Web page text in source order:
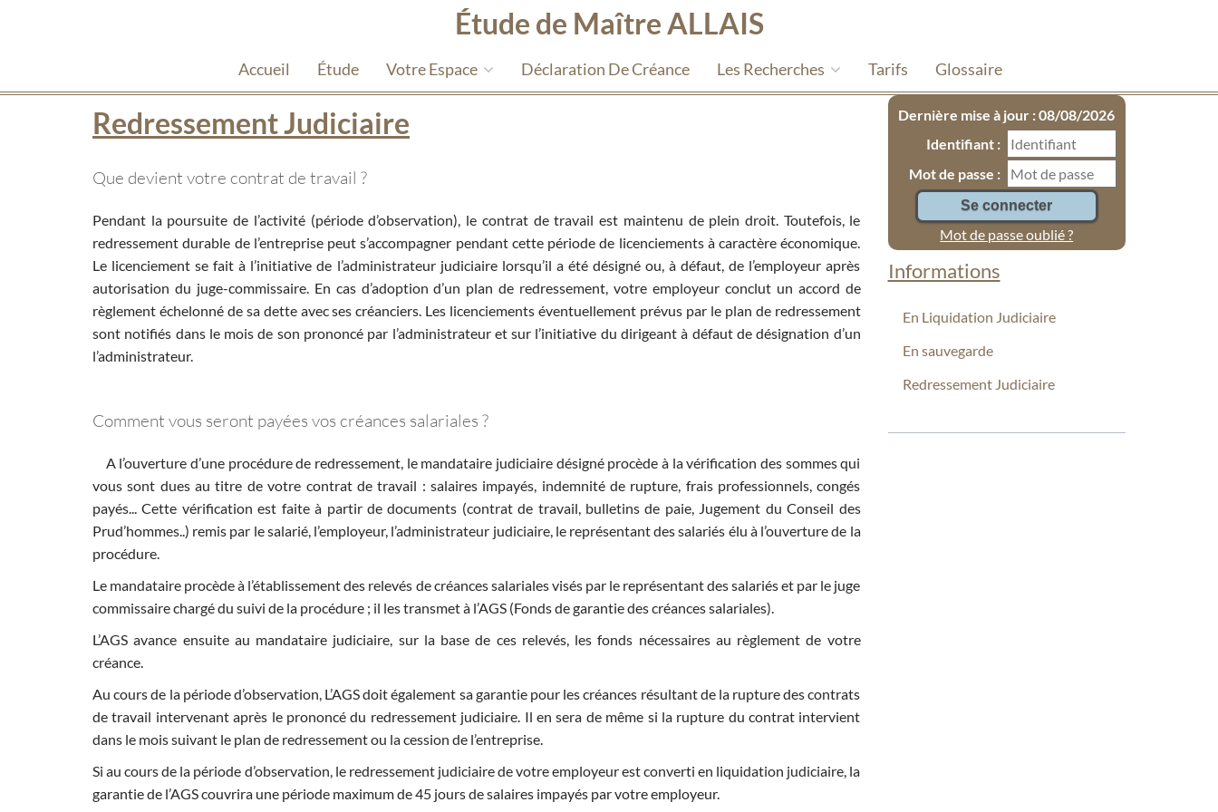
Étude de Maître ALLAIS
Accueil Étude Votre Espace Déclaration De Créance Les Recherches Tarifs Glossaire
Dernière mise à jour : 08/08/2026
Identifiant :
Mot de passe :
Mot de passe oublié ?
Informations
En Liquidation Judiciaire
En sauvegarde
Redressement Judiciaire
Redressement Judiciaire
Que devient votre contrat de travail ?
Pendant la poursuite de l’activité (période d’observation), le contrat de travail est maintenu de plein droit. Toutefois, le
redressement durable de l’entreprise peut s’accompagner pendant cette période de licenciements à caractère économique.
Le licenciement se fait à l’initiative de l’administrateur judiciaire lorsqu’il a été désigné ou, à défaut, de l’employeur après
autorisation du juge-commissaire. En cas d’adoption d’un plan de redressement, votre employeur conclut un accord de
règlement échelonné de sa dette avec ses créanciers. Les licenciements éventuellement prévus par le plan de redressement
sont notifiés dans le mois de son prononcé par l’administrateur et sur l’initiative du dirigeant à défaut de désignation d’un
l’administrateur.
Comment vous seront payées vos créances salariales ?
A l’ouverture d’une procédure de redressement, le mandataire judiciaire désigné procède à la vérification des sommes qui
vous sont dues au titre de votre contrat de travail : salaires impayés, indemnité de rupture, frais professionnels, congés
payés... Cette vérification est faite à partir de documents (contrat de travail, bulletins de paie, Jugement du Conseil des
Prud’hommes..) remis par le salarié, l’employeur, l’administrateur judiciaire, le représentant des salariés élu à l’ouverture de la
procédure.
Le mandataire procède à l’établissement des relevés de créances salariales visés par le représentant des salariés et par le juge
commissaire chargé du suivi de la procédure ; il les transmet à l’AGS (Fonds de garantie des créances salariales).
L’AGS avance ensuite au mandataire judiciaire, sur la base de ces relevés, les fonds nécessaires au règlement de votre
créance.
Au cours de la période d’observation, L’AGS doit également sa garantie pour les créances résultant de la rupture des contrats
de travail intervenant après le prononcé du redressement judiciaire. Il en sera de même si la rupture du contrat intervient
dans le mois suivant le plan de redressement ou la cession de l’entreprise.
Si au cours de la période d’observation, le redressement judiciaire de votre employeur est converti en liquidation judiciaire, la
garantie de l’AGS couvrira une période maximum de 45 jours de salaires impayés par votre employeur.